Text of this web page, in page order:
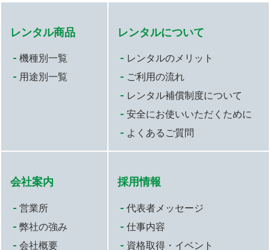
レンタル商品
機種別一覧
用途別一覧
レンタルについて
レンタルのメリット
ご利用の流れ
レンタル補償制度について
安全にお使いいただくために
よくあるご質問
会社案内
営業所
弊社の強み
会社概要
採用情報
代表者メッセージ
仕事内容
資格取得・イベント